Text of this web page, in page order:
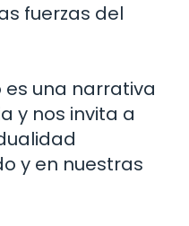
fuerzas del
una narrativa
y nos invita a
y en nuestras